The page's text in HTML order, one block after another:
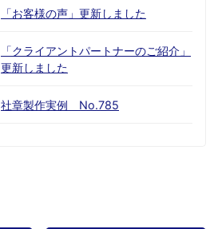
「お客様の声」更新しました
「クライアントパートナーのご紹介」
更新しました
社章製作実例 No.785